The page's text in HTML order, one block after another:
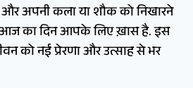
अपनी कला या शौक को निखारने
का दिन आपके लिए ख़ास है. इस
को नई प्रेरणा और उत्साह से भर